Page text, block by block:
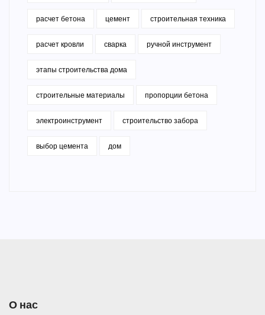
расчет бетона цемент строительная техника
расчет кровли сварка ручной инструмент
этапы строительства дома
строительные материалы пропорции бетона
электроинструмент строительство забора
выбор цемента дом
О нас